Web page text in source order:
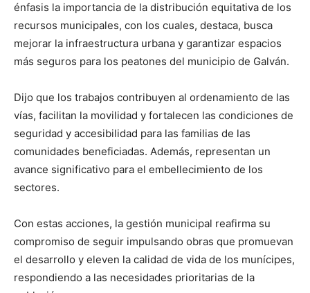
énfasis la importancia de la distribución equitativa de los
recursos municipales, con los cuales, destaca, busca
mejorar la infraestructura urbana y garantizar espacios
más seguros para los peatones del municipio de Galván.
Dijo que los trabajos contribuyen al ordenamiento de las
vías, facilitan la movilidad y fortalecen las condiciones de
seguridad y accesibilidad para las familias de las
comunidades beneficiadas. Además, representan un
avance significativo para el embellecimiento de los
sectores.
Con estas acciones, la gestión municipal reafirma su
compromiso de seguir impulsando obras que promuevan
el desarrollo y eleven la calidad de vida de los munícipes,
respondiendo a las necesidades prioritarias de la